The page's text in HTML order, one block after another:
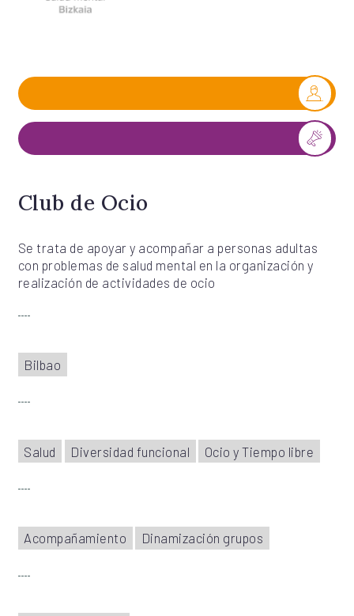
Club de Ocio
Se trata de apoyar y acompañar a personas adultas
con problemas de salud mental en la organización y
realización de actividades de ocio
Bilbao
Salud Diversidad funcional Ocio y Tiempo libre
Acompañamiento Dinamización grupos